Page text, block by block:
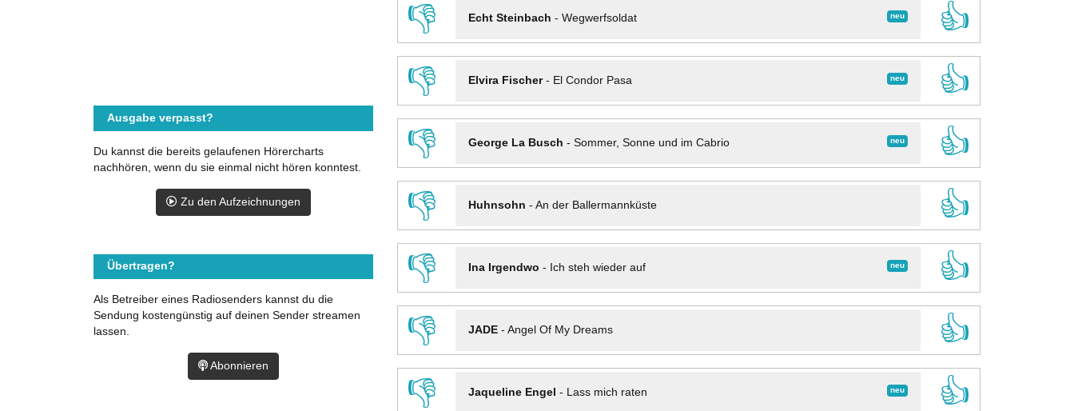
👎
neu
Echt Steinbach - Wegwerfsoldat
👍
👎
neu
Elvira Fischer- El Condor Pasa
👍
👎
neu
George La Busch - Sommer, Sonne und im Cabrio
👍
👎
Huhnsohn - An der Ballermannküste
👍
👎
neu
Ina Irgendwo - Ich steh wieder auf
👍
👎
JADE- Angel Of My Dreams
👍
👎
neu
Jaqueline Engel - Lass mich raten
👍
Ausgabe verpasst?
Du kannst die bereits gelaufenen Hörercharts
nachhören, wenn du sie einmal nicht hören konntest.
Zu den Aufzeichnungen
Übertragen?
Als Betreiber eines Radiosenders kannst du die
Sendung kostengünstig auf deinen Sender streamen
lassen.
Abonnieren